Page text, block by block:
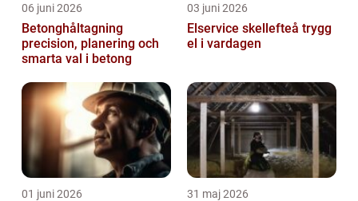
06 juni 2026
Betonghåltagning
precision, planering och
smarta val i betong
03 juni 2026
Elservice skellefteå trygg
el i vardagen
01 juni 2026 31 maj 2026